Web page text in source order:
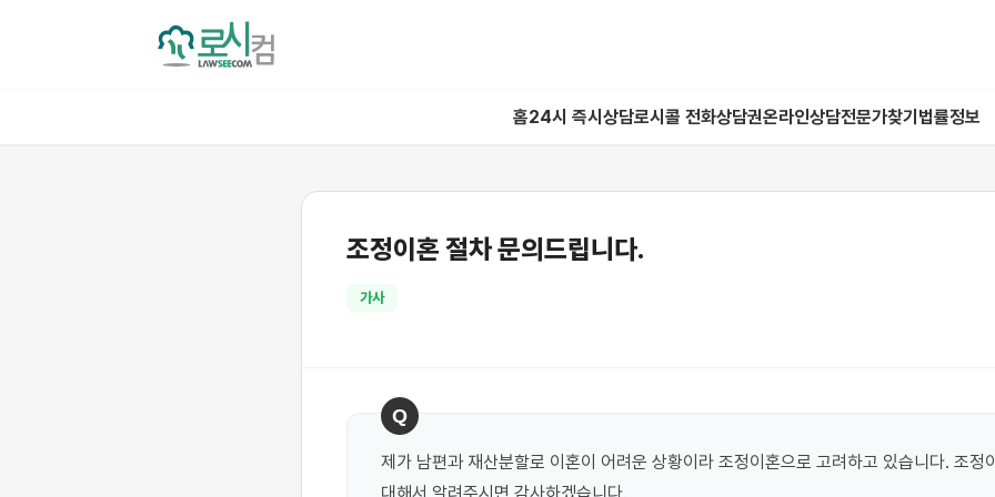
홈24시 즉시상담로시콜 전화상담권온라인상담전문가찾기 법률정보
조정이혼 절차 문의드립니다.
가사
Q
제가 남편과 재산분할로 이혼이 어려운 상황이라 조정이혼으로 고려하고 있습니다. 조정